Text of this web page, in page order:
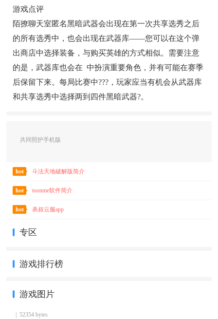
游戏点评
陌撩聊天室匿名黑暗武器会出现在第一次共享选秀之后
的所有选秀中，也会出现在武器库——您可以在这个弹
出商店中选择装备，与购买英雄的方式相似。需要注意
的是，武器库也会在 中扮演重要角色，并有可能在赛季
后保留下来。每局比赛中???，玩家应当有机会从武器库
和共享选秀中选择两到四件黑暗武器?。
共同照护手机版
hot 斗法天地破解版简介
hot toonme软件简介
hot 表叔云服app
专区
游戏排行榜
游戏图片
| 52354 bytes